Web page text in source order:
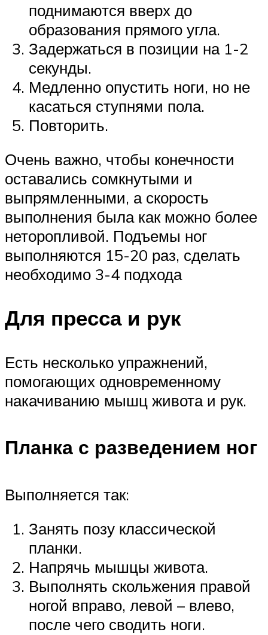
поднимаются вверх до
образования прямого угла.
Задержаться в позиции на 1-2
секунды.
Медленно опустить ноги, но не
касаться ступнями пола.
Повторить.
Очень важно, чтобы конечности
оставались сомкнутыми и
выпрямленными, а скорость
выполнения была как можно более
неторопливой. Подъемы ног
выполняются 15-20 раз, сделать
необходимо 3-4 подхода
Для пресса и рук
Есть несколько упражнений,
помогающих одновременному
накачиванию мышц живота и рук.
Планка с разведением ног
Выполняется так:
Занять позу классической
планки.
Напрячь мышцы живота.
Выполнять скольжения правой
ногой вправо, левой – влево,
после чего сводить ноги.